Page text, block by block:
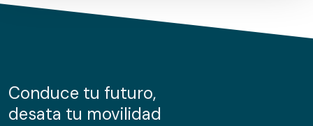
de cookies.
información sobre el uso que haga del sitio web con
nuestros partners de redes sociales, publicidad y análisis
Conduce tu futuro,
desata tu movilidad